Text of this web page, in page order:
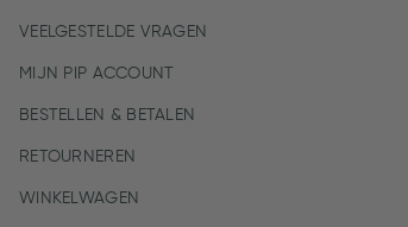
VEELGESTELDE VRAGEN
MIJN PIP ACCOUNT
BESTELLEN & BETALEN
RETOURNEREN
WINKELWAGEN